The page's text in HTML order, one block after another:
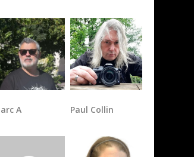
A Paul Collin